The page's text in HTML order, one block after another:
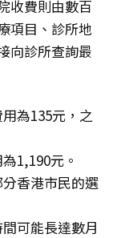
收費則由數百
項目、診所地
向診所查詢最
為135元，之
1,190元。
香港市民的選
可能長達數月